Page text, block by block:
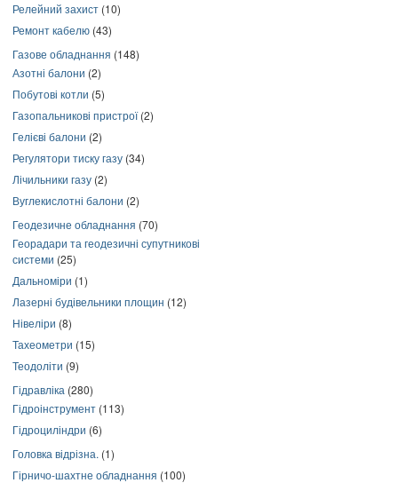
Релейний захист (10)
Ремонт кабелю (43)
Газове обладнання (148)
Азотні балони (2)
Побутові котли (5)
Газопальникові пристрої(2)
Гелієві балони (2)
Регулятори тиску газу (34)
Лічильники газу (2)
Вуглекислотні балони (2)
Геодезичне обладнання (70)
Георадари та геодезичні супутникові
системи (25)
Дальноміри (1)
Лазерні будівельники площин (12)
Нівеліри (8)
Тахеометри (15)
Теодоліти (9)
Гідравліка (280)
Гідроінструмент (113)
Гідроциліндри (6)
Головка відрізна. (1)
Гірничо-шахтне обладнання (100)